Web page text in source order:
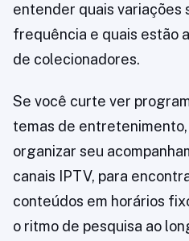
entender quais variações
frequência e quais estão
de colecionadores.
Se você curte ver
temas de
organizar seu
canais IPTV, para
conteúdos em horários
o ritmo de pesquisa ao